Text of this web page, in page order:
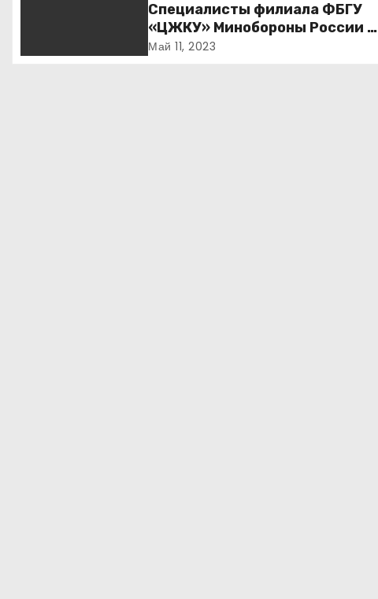
п
Специалисты филиала ФБГУ
«ЦЖКУ» Минобороны России по
ЦВО переведены в режим
Май 11, 2023